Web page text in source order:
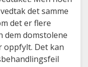
det samme
det er flere
dem domstolene
oppfylt. Det kan